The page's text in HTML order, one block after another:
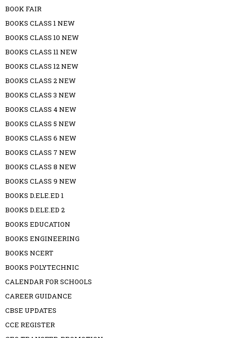
BOOK FAIR
BOOKS CLASS 1 NEW
BOOKS CLASS 10 NEW
BOOKS CLASS 11 NEW
BOOKS CLASS 12 NEW
BOOKS CLASS 2 NEW
BOOKS CLASS 3 NEW
BOOKS CLASS 4 NEW
BOOKS CLASS 5 NEW
BOOKS CLASS 6 NEW
BOOKS CLASS 7 NEW
BOOKS CLASS 8 NEW
BOOKS CLASS 9 NEW
BOOKS D.ELE.ED 1
BOOKS D.ELE.ED 2
BOOKS EDUCATION
BOOKS ENGINEERING
BOOKS NCERT
BOOKS POLYTECHNIC
CALENDAR FOR SCHOOLS
CAREER GUIDANCE
CBSE UPDATES
CCE REGISTER